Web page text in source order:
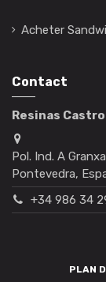
Acheter
Contact
Resinas Castro
Pol. Ind. A
Pontevedra,
+34 986 34
PLAN